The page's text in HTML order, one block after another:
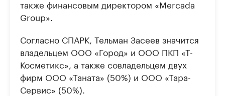
также финансовым директором «Mercada
Group».
Согласно СПАРК, Тельман Засеев значится
владельцем ООО «Город» и ООО ПКП «Т-
Косметикс», а также совладельцем двух
фирм ООО «Таната» (50%) и ООО «Тара-
Сервис» (50%).